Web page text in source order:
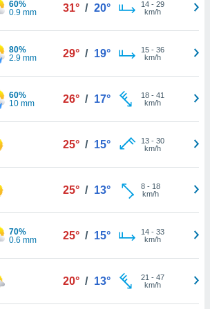
60%
0.9 mm
31° / 20° 14- 29
km/h
80%
2.9 mm
29° / 19° 15- 36
km/h
60%
10 mm
26° / 17° 18- 41
km/h
25° / 15° 13- 30
km/h
25° / 13° 8- 18
km/h
70%
0.6 mm
25° / 15° 14- 33
km/h
20° / 13° 21 - 47
km/h